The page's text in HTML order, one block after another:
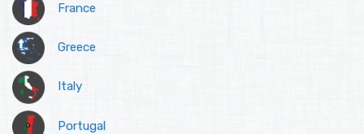
France
Greece
Italy
Portugal